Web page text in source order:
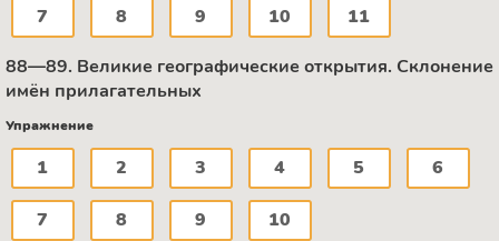
7 8 9 10 11
88—89. Великие географические открытия. Склонение
имён прилагательных
Упражнение
1 2 3 4 5 6
7 8 9 10